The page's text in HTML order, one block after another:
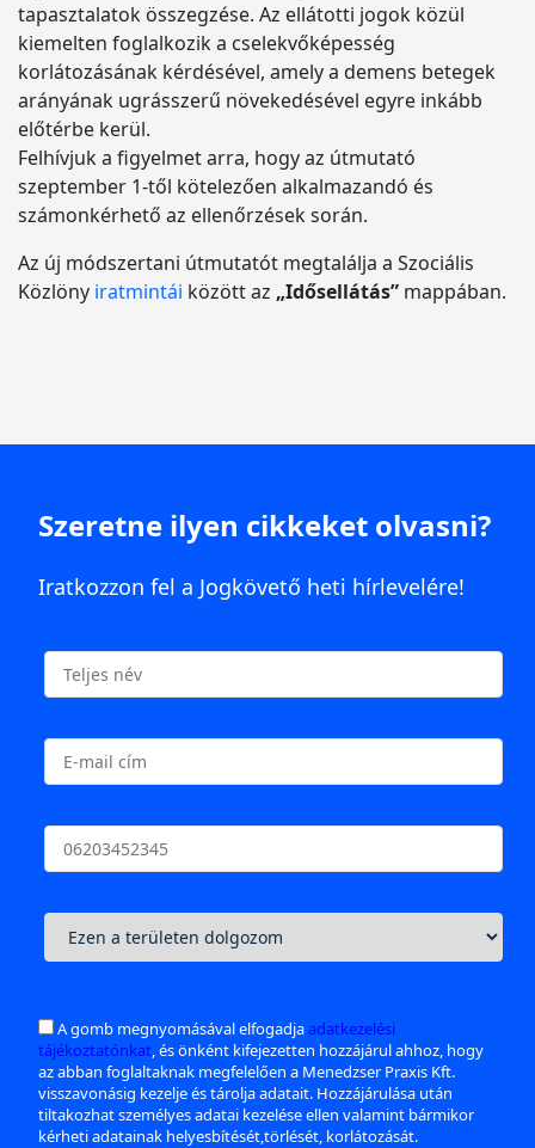
tapasztalatok összegzése. Az ellátotti jogok közül
kiemelten foglalkozik a cselekvőképesség
korlátozásának kérdésével, amely a demens betegek
arányának ugrásszerű növekedésével egyre inkább
előtérbe kerül.
Felhívjuk a figyelmet arra, hogy az útmutató
szeptember 1-től kötelezően alkalmazandó és
számonkérhető az ellenőrzések során.
Az új módszertani útmutatót megtalálja a Szociális
Közlöny iratmintái között az „Idősellátás” mappában.
Szeretne ilyen cikkeket olvasni?
Iratkozzon fel a Jogkövető heti hírlevelére!
A gomb megnyomásával elfogadjaadatkezelési
tájékoztatónkat, és önként kifejezetten hozzájárul ahhoz, hogy
az abban foglaltaknak megfelelően a Menedzser Praxis Kft.
visszavonásig kezelje és tárolja adatait. Hozzájárulása után
tiltakozhat személyes adatai kezelése ellen valamint bármikor
kérheti adatainak helyesbítését,törlését, korlátozását.